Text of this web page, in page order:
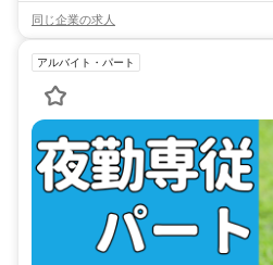
同じ企業の求人
アルバイト・パート